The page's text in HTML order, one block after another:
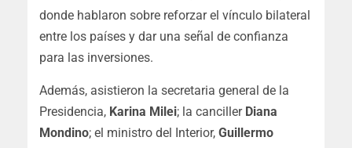
donde hablaron sobre reforzar el vínculo bilateral
entre los países y dar una señal de confianza
para las inversiones.
Además, asistieron la secretaria general de la
Presidencia, Karina Milei; la canciller Diana
Mondino; el ministro del Interior, Guillermo